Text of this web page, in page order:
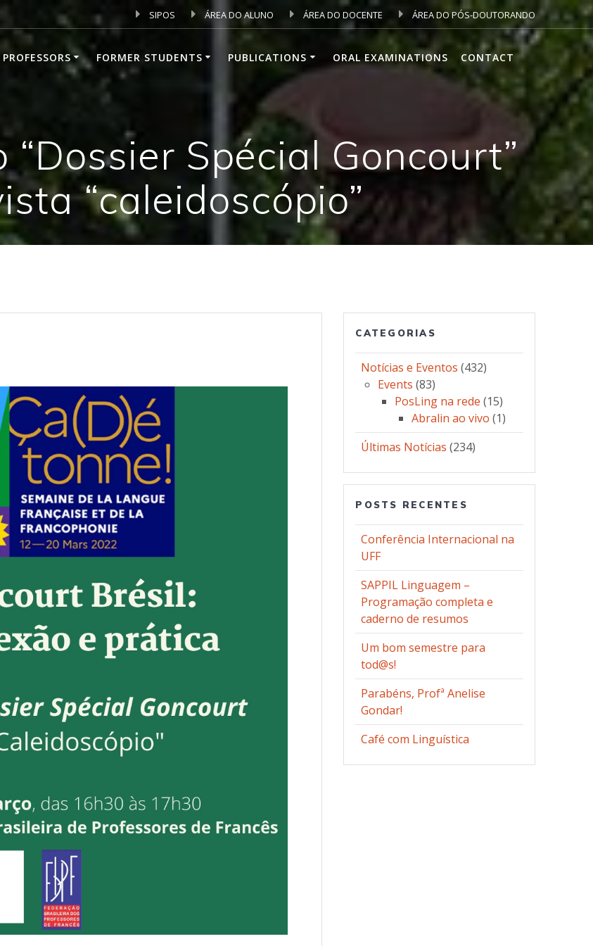
SIPOS ÁREA DO ALUNO ÁREA DO DOCENTE ÁREA DO PÓS-DOUTORANDO
PROFESSORS FORMER STUDENTS PUBLICATIONS ORAL EXAMINATIONS CONTACT
Spécial Goncourt”
“caleidoscópio”
CATEGORIAS
Notícias e Eventos (432)
Events (83)
PosLing na rede (15)
Abralin ao vivo (1)
Últimas Notícias (234)
POSTS RECENTES
Conferência Internacional na
UFF
SAPPIL Linguagem –
Programação completa e
caderno de resumos
Um bom semestre para
tod@s!
Parabéns, Profª Anelise
Gondar!
Café com Linguística